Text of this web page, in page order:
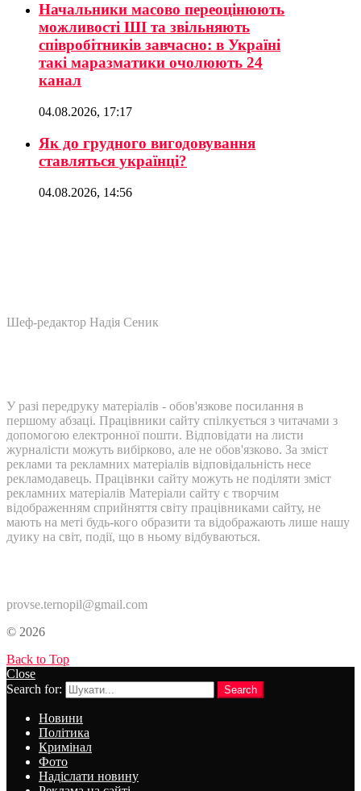
Начальники масово переоцінюють
можливості ШІ та звільняють
співробітників завчасно: в Україні
такі маразматики очолюють 24
канал
04.08.2026, 17:17
Як до грудного вигодовування
ставляться українці?
04.08.2026, 14:56
Шеф-редактор Надія Сеник
У разі передруку матеріалів - обов'язкове посилання в
першому абзаці. Працівники сайту спілкується з читачами з
допомогою електронної пошти. Відповідати на листи
журналісти можуть вибірково, але не обов'язково. За зміст
реклами та рекламних матеріалів відповідальність несе
рекламодавець. Працівнки сайту можуть не поділяти зміст
рекламних матеріалів Матеріали сайту є творчим
відображенням сприйняття світу працівниками сайту, не
мають на меті будь-кого образити та відображають лише нашу
дуику на світ, події, що в ньому відбуваються.
provse.ternopil@gmail.com
© 2026
Back to Top
Close
Search for:
Search
Новини
Політика
Кримінал
Фото
Надіслати новину